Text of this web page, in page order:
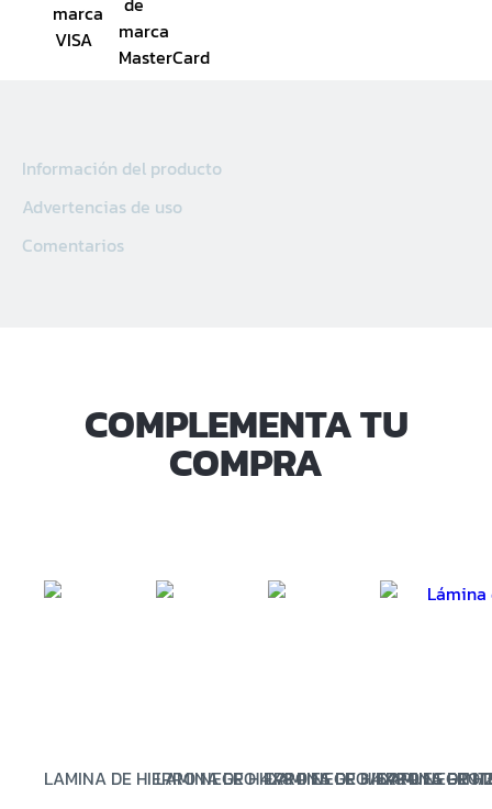
Sucursal San Martin
Información del producto
Advertencias de uso
Comentarios
COMPLEMENTA TU
COMPRA
LAMINA DE HIERRO NEGRO 4X8 PIES DE 3/64 PULG –
LAMINA DE HIERRO NEGRO 4X8 PIES DE
LAMINA DE HIERRO NEGRO
LAMINA DE